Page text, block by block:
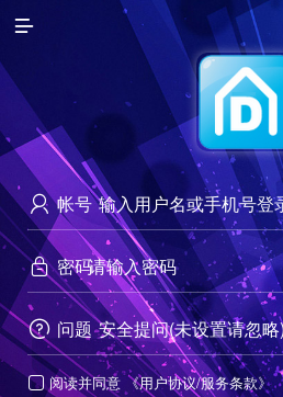

 帐号
 密码
 问题 安全提问(未设置请忽
 阅读并同意 《用户协议/服务条款》